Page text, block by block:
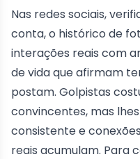
Nas redes sociais,
conta, o histórico de
interações reais com
de vida que afirmam
postam. Golpistas
convincentes, mas
consistente e
reais acumulam. Para